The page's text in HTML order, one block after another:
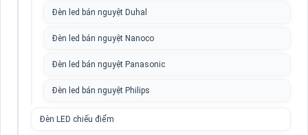
Đèn led bán nguyệt Duhal
Đèn led bán nguyệt Nanoco
Đèn led bán nguyệt Panasonic
Đèn led bán nguyệt Philips
Đèn LED chiếu điểm